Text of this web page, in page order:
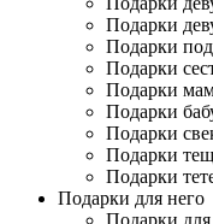
Подарки
Подарки
Подарки
Подарки
Подарки
Подарки
Подарки
Подарки
Подарки для него
Подарки